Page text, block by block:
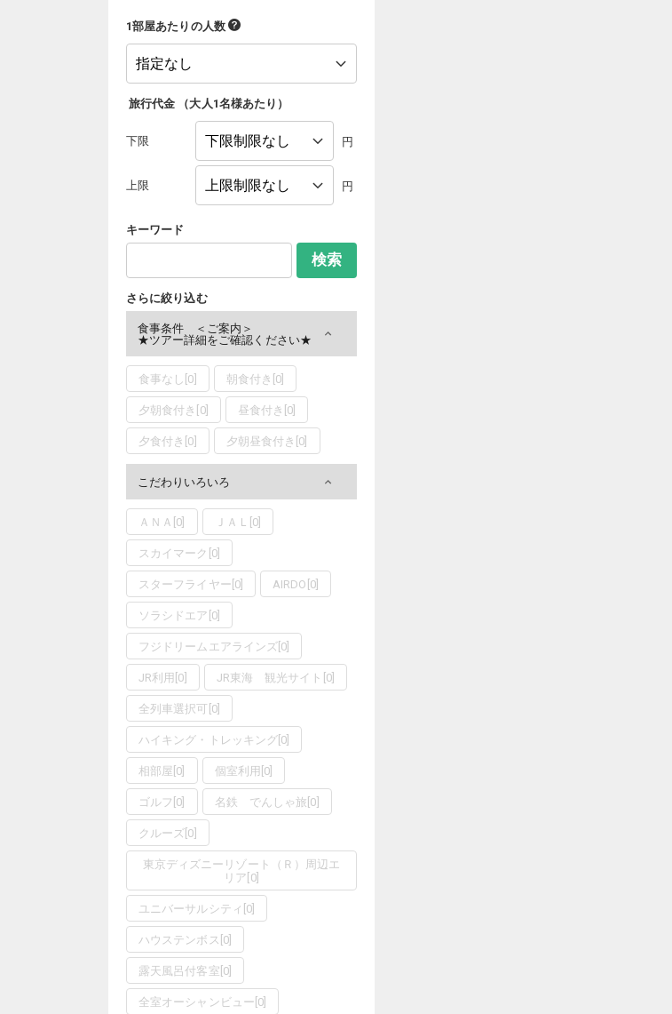
1部屋あたりの人数
旅行代金 （大人1名様あたり ）
下限 円
上限 円
キーワード
検索
さらに絞り込む
食事条件 ＜ご案内＞
★ツアー詳細をご確認ください★
食事なし [0] 朝食付き [0]
夕朝食付き [0] 昼食付き [0]
夕食付き [0] 夕朝昼食付き [0]
こだわりいろいろ
ＡＮＡ [0] ＪＡＬ [0]
スカイマーク [0]
スターフライヤー [0] AIRDO [0]
ソラシドエア [0]
フジドリームエアラインズ[0]
JR利用 [0] JR東海 観光サイト [0]
全列車選択可 [0]
ハイキング・トレッキング[0]
相部屋 [0] 個室利用 [0]
ゴルフ [0] 名鉄 でんしゃ旅 [0]
クルーズ[0]
東京ディズニーリゾート（Ｒ）周辺エ
リア [0]
ユニバーサルシティ [0]
ハウステンボス [0]
露天風呂付客室 [0]
全室オーシャンビュー [0]